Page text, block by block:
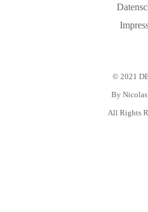
© 2021
By
All Rights